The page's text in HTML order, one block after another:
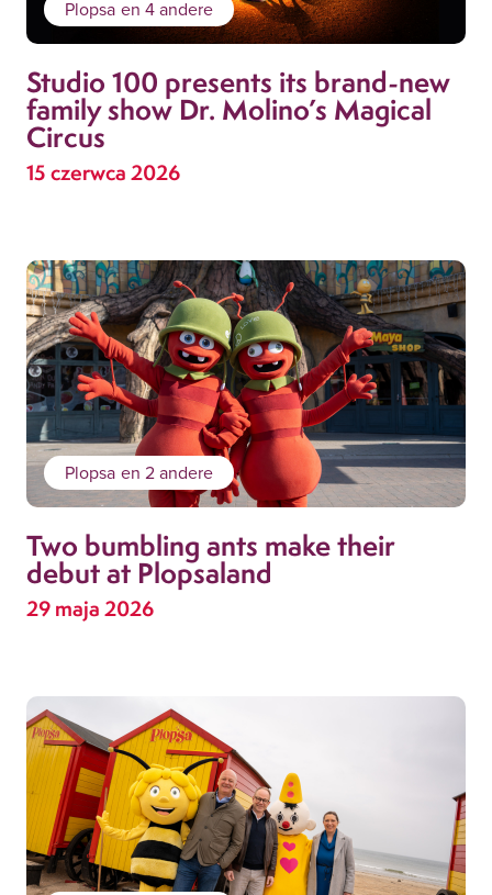
Plopsa en 4 andere
Studio 100 presents its brand-new
family show Dr. Molino’s Magical
Circus
15 czerwca 2026
Plopsa en 2 andere
Two bumbling ants make their
debut at Plopsaland
29 maja 2026